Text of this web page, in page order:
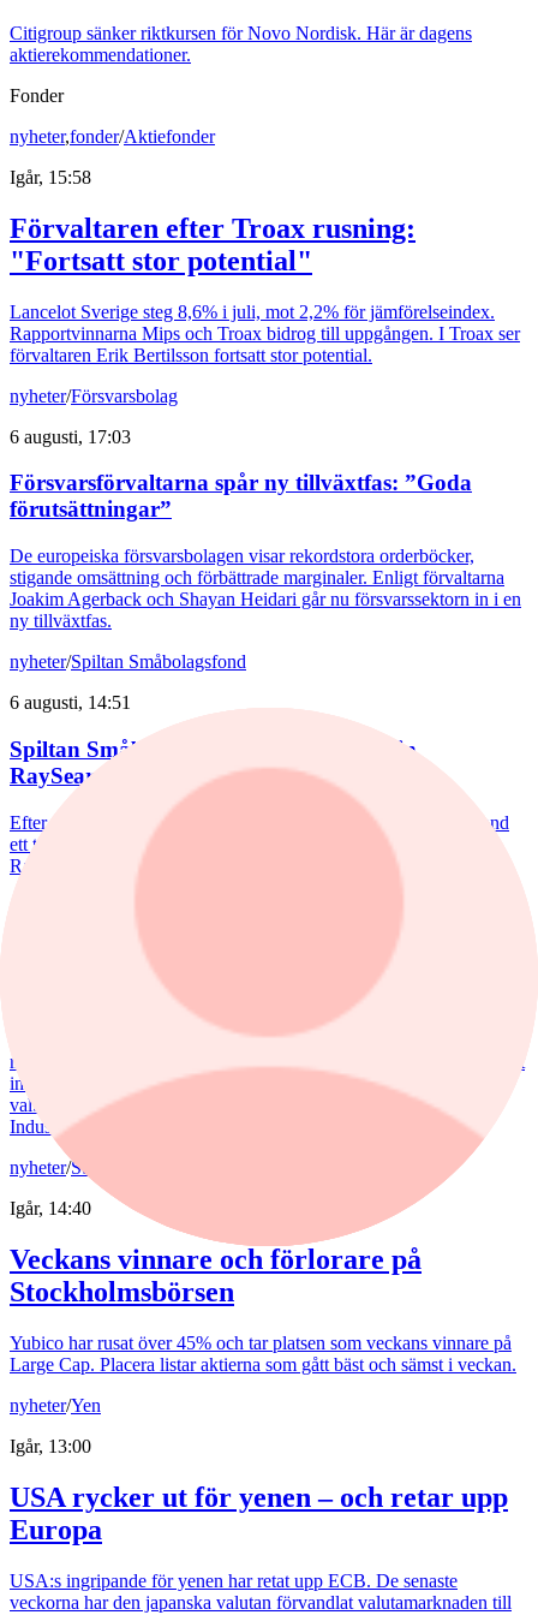
Citigroup sänker riktkursen för Novo Nordisk. Här är dagens
aktierekommendationer.
Fonder
nyheter,fonder/Aktiefonder
Igår, 15:58
Förvaltaren efter Troax rusning:
"Fortsatt stor potential"
Lancelot Sverige steg 8,6% i juli, mot 2,2% för jämförelseindex.
Rapportvinnarna Mips och Troax bidrog till uppgången. I Troax ser
förvaltaren Erik Bertilsson fortsatt stor potential.
nyheter/Försvarsbolag
6 augusti, 17:03
Försvarsförvaltarna spår ny tillväxtfas: ”Goda
förutsättningar”
De europeiska försvarsbolagen visar rekordstora orderböcker,
stigande omsättning och förbättrade marginaler. Enligt förvaltarna
Joakim Agerback och Shayan Heidari går nu försvarssektorn in i en
ny tillväxtfas.
nyheter/Spiltan Småbolagsfond
6 augusti, 14:51
Spiltan Småbolagsfond lyfte i juli – tar in
RaySearch
Efter en svagare utveckling hittills i år fick Spiltan Småbolagsfond
ett tydligt lyft i juli. Mips bidrog mest till uppgången, medan
RaySearch Laboratories är ett nytt innehav i fonden.
nyheter
Fondvinnare med banktung portfölj
Tommi Saukkoriipi har styrt nästan halva SEB Swedish Value Fund
mot finanssektorn. Det har varit ett vinnande drag. Fonden har slagit
index tydligt både i år och på längre sikt. Samtidigt har förvaltaren
valt sida mellan börsens två stora maktbolag - Investor och
Industrivärden.
nyheter/Stockholmsbörsen
Igår, 14:40
Veckans vinnare och förlorare på
Stockholmsbörsen
Yubico har rusat över 45% och tar platsen som veckans vinnare på
Large Cap. Placera listar aktierna som gått bäst och sämst i veckan.
nyheter/Yen
Igår, 13:00
USA rycker ut för yenen – och retar upp
Europa
USA:s ingripande för yenen har retat upp ECB. De senaste
veckorna har den japanska valutan förvandlat valutamarknaden till